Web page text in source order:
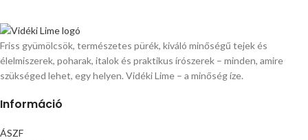
Friss gyümölcsök, természetes pürék, kiváló minőségű tejek és
élelmiszerek, poharak, italok és praktikus írószerek – minden, amire
szükséged lehet, egy helyen. Vidéki Lime – a minőség íze.
Információ
ÁSZF